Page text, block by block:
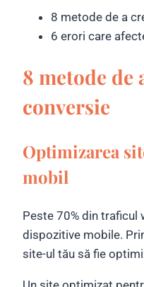
8 metode de a
6 erori care
8 metode de
conversie
Optimizarea
mobil
Peste 70% din traficul
dispozitive mobile.
site-ul tău să fie